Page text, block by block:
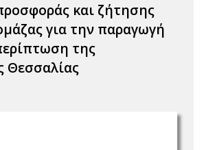
και ζήτησης
για την παραγωγή
της
Θεσσαλίας